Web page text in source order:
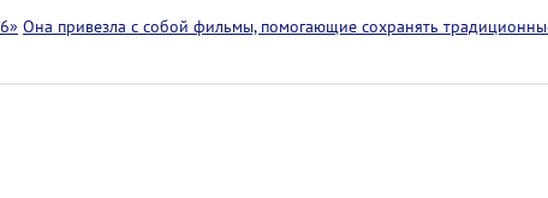
Она привезла с собой фильмы, помогающие сохранять